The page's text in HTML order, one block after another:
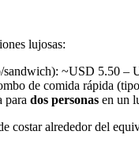
lujosas:
~USD 5.50 –
de comida rápida
para dos personas en un
alrededor del